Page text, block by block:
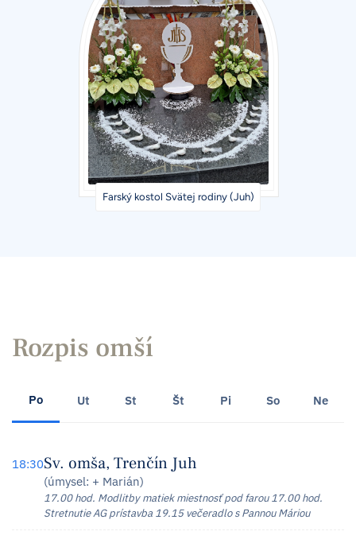
Farský kostol Svätej rodiny (Juh)
Rozpis omší
Po Ut St Št Pi So Ne
18:30Sv. omša, Trenčín Juh
(úmysel: + Marián)
17.00 hod. Modlitby matiek miestnosť pod farou 17.00 hod.
Stretnutie AG prístavba 19.15 večeradlo s Pannou Máriou